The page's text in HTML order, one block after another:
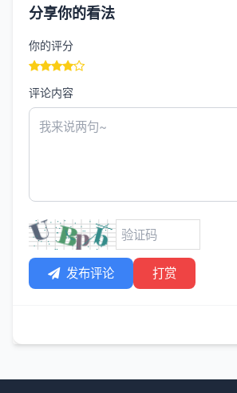
分享你的看法
你的评分
评论内容
发布评论 打赏